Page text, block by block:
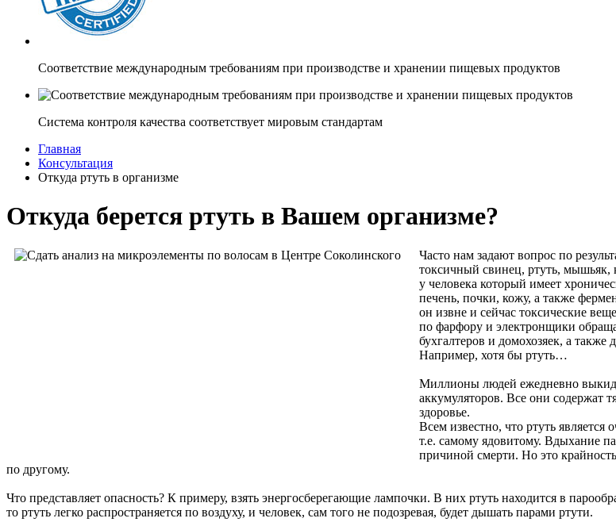
Соответствие международным требованиям при производстве и хранении пищевых продуктов
Система контроля качества соответствует мировым стандартам
Главная
Консультация
Откуда ртуть в организме
Откуда берется ртуть в Вашем организме?
Часто нам задают вопрос по
токсичный свинец, ртуть, мышьяк,
у человека который имеет
печень, почки, кожу, а также
он извне и сейчас токсические
по фарфору и электронщики
бухгалтеров и домохозяек, а
Например, хотя бы ртуть…
Миллионы людей ежедневно
аккумуляторов. Все они содержат
здоровье.
Всем известно, что ртуть
т.е. самому ядовитому. Вдыхание
причиной смерти. Но это
по другому.
Что представляет опасность? К примеру, взять энергосберегающие лампочки. В них ртуть находится в
то ртуть легко распространяется по воздуху, и человек, сам того не подозревая, будет дышать парами ртути.